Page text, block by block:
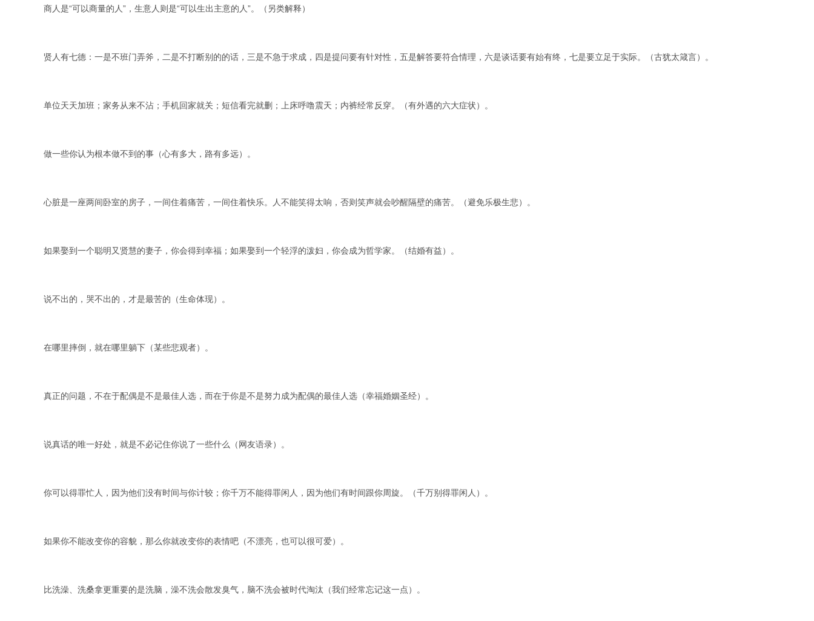
商人是“可以商量的人”，生意人则是“可以生出主意的人”。（另类解释）
贤人有七德：一是不班门弄斧，二是不打断别的的话，三是不急于求成，四是提问要有针对性，五是解答要符合情理，六是谈话要有始有终，七是要立足于实际。（古犹太箴言）。
单位天天加班；家务从来不沾；手机回家就关；短信看完就删；上床呼噜震天；内裤经常反穿。（有外遇的六大症状）。
做一些你认为根本做不到的事（心有多大，路有多远）。
心脏是一座两间卧室的房子，一间住着痛苦，一间住着快乐。人不能笑得太响，否则笑声就会吵醒隔壁的痛苦。（避免乐极生悲）。
如果娶到一个聪明又贤慧的妻子，你会得到幸福；如果娶到一个轻浮的泼妇，你会成为哲学家。（结婚有益）。
说不出的，哭不出的，才是最苦的（生命体现）。
在哪里摔倒，就在哪里躺下（某些悲观者）。
真正的问题，不在于配偶是不是最佳人选，而在于你是不是努力成为配偶的最佳人选（幸福婚姻圣经）。
说真话的唯一好处，就是不必记住你说了一些什么（网友语录）。
你可以得罪忙人，因为他们没有时间与你计较；你千万不能得罪闲人，因为他们有时间跟你周旋。（千万别得罪闲人）。
如果你不能改变你的容貌，那么你就改变你的表情吧（不漂亮，也可以很可爱）。
比洗澡、洗桑拿更重要的是洗脑，澡不洗会散发臭气，脑不洗会被时代淘汰（我们经常忘记这一点）。